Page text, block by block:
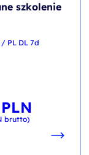
szkolenie
/ PL DL 7d
PLN
brutto)